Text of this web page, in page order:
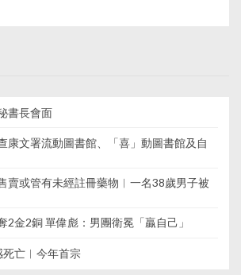
書長會面
康文署流動圖書館、「喜」動圖書館及自
賣或管有未經註冊藥物︱一名38歲男子被
2金2銅 單偉彪：男團衛冕「贏自己」
死亡︱今年首宗